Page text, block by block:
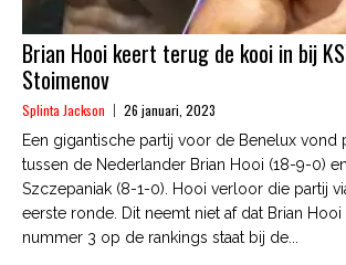
Brian Hooi keert terug de kooi in bij
Stoimenov
Splinta Jackson 26 januari, 2023
Een gigantische partij voor de Benelux vond
tussen de Nederlander Brian Hooi (18-9-0)
Szczepaniak (8-1-0). Hooi verloor die partij
eerste ronde. Dit neemt niet af dat Brian
nummer 3 op de rankings staat bij de...